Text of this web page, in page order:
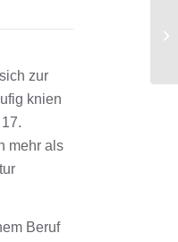
zur
knien
mehr als
Beruf